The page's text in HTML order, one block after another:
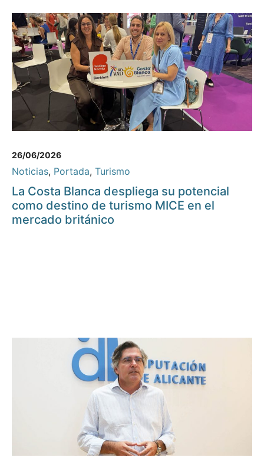
26/06/2026
Noticias, Portada, Turismo
La Costa Blanca despliega su potencial
como destino de turismo MICE en el
mercado británico